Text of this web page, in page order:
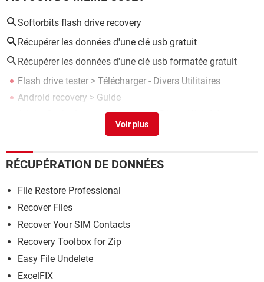
Softorbits flash drive recovery
Récupérer les données d'une clé usb gratuit
Récupérer les données d'une clé usb formatée gratuit
Flash drive tester > Télécharger - Divers Utilitaires
Android recovery > Guide
> Télécharger - Divers Web & Internet
Flash disque non reconnu> Guide
RÉCUPÉRATION DE DONNÉES
File Restore Professional
Recover Files
Recover Your SIM Contacts
Recovery Toolbox for Zip
Easy File Undelete
ExcelFIX